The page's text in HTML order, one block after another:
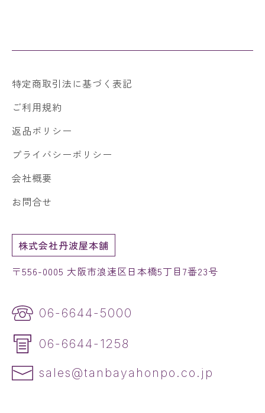
特定商取引法に基づく表記
ご利用規約
返品ポリシー
プライバシーポリシー
会社概要
お問合せ
株式会社丹波屋本舗
〒556-0005 大阪市浪速区日本橋5丁目7番23号
06-6644-5000
06-6644-1258
sales@tanbayahonpo.co.jp